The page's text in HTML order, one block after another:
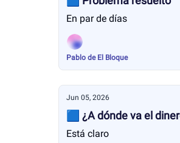
En par de días
Pablo de El Bloque
Jun 05, 2026
🟦 ¿A dónde va el
Está claro